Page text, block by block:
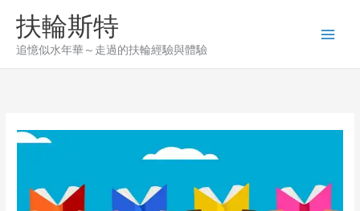
content
扶輪斯特
追憶似水年華～走過的扶輪經驗與體驗